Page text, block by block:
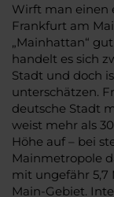
Wirft man einen
Frankfurt am
„Mainhattan“
handelt es sich
Stadt und doch
unterschätzen.
deutsche Stadt
weist mehr als
Höhe auf – bei
Mainmetropole
mit ungefähr 5,7
Main-Gebiet.